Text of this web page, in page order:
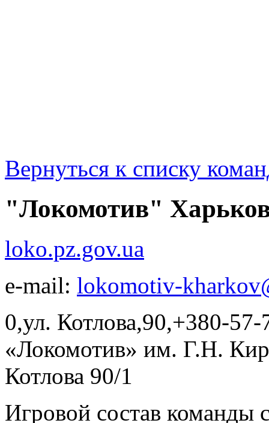
Вернуться к списку
"Локомотив"
loko.pz.gov.ua
e-mail: lokomotiv-
0,ул. Котлова,90,+380-
«Локомотив» им. Г.Н.
Котлова 90/1
Игровой состав команды